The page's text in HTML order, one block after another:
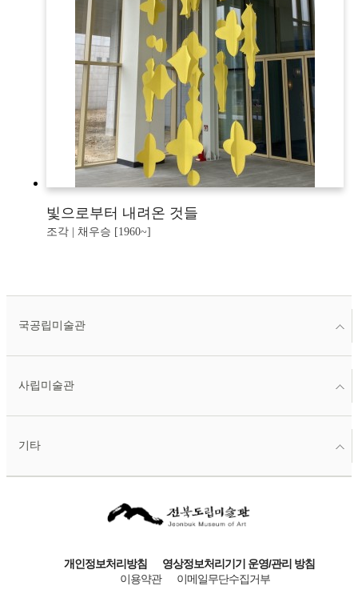
빛으로부터 내려온 것들
조각 | 채우승 [1960~]
국공립미술관
사립미술관
기타
개인정보처리방침
영상정보처리기기 운영/관리 방침
이용약관
이메일무단수집거부